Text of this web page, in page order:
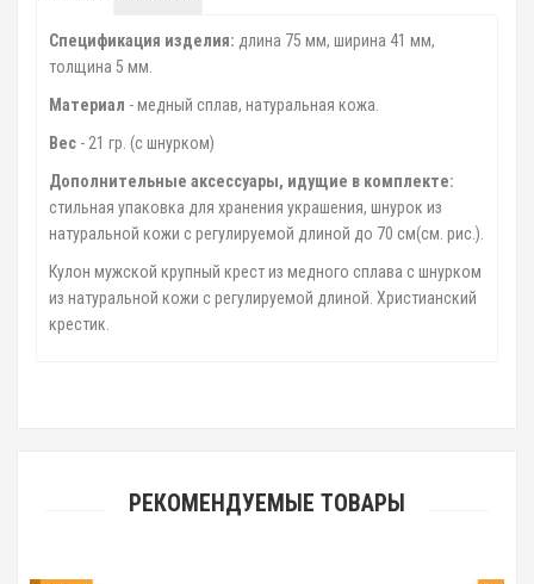
Спецификация изделия: длина 75 мм, ширина 41 мм,
толщина 5 мм.
Материал - медный сплав, натуральная кожа.
Вес - 21 гр. (с шнурком)
Дополнительные аксессуары, идущие в комплекте:
стильная упаковка для хранения украшения, шнурок из
натуральной кожи с регулируемой длиной до 70 см(см. рис.).
Кулон мужской крупный крест из медного сплава с шнурком
из натуральной кожи с регулируемой длиной. Христианский
крестик.
РЕКОМЕНДУЕМЫЕ ТОВАРЫ